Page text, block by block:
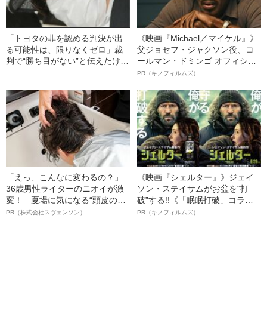
「トヨタの非を認める判決が出
る可能性は、限りなくゼロ」裁
判で“勝ち目がない”と伝えたけれ
の葛藤」
《映画『Michael／マイケル』》
父ジョセフ・ジャクソン役、コ
ールマン・ドミンゴ オフィシャ
ルインタビュー“観客を魅了した
語る”《日本興収70億円突破》
PR（キノフィルムズ）
「えっ、こんなに変わるの？」
36歳男性ライターのニオイが激
変！ 夏場に気になる“頭皮のニ
オイ”や“ベタつき”を解消す
PR（株式会社スヴェンソン）
《映画『シェルター』》ジェイ
ソン・ステイサムがお盆を“打
破”する!!《「眠眠打破」コラ
ボ》
PR（キノフィルムズ）